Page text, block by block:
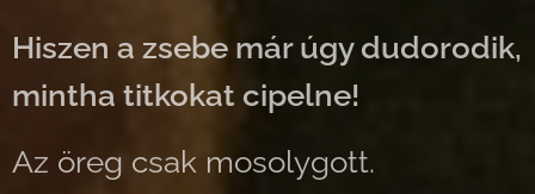
Hiszen a zsebe már úgy dudorodik,
mintha titkokat cipelne!
Az öreg csak mosolygott.